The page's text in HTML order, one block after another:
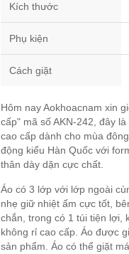
Kích thước
Phụ kiện
Cách giặt
Hôm nay Aokhoacnam xin
cấp" mã số AKN-242, đây
cao cấp dành cho mùa
động kiểu Hàn Quốc với
thân dày dặn cực chất.
Áo có 3 lớp với lớp ngoài
nhẹ giữ nhiệt ấm cực tốt,
chắn, trong có 1 túi tiện lợi,
không rỉ cao cấp. Áo được
sản phẩm. Áo có thể giặt